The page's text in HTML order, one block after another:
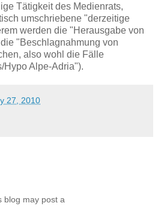
Tätigkeit des Medienrats,
umschriebene "derzeitige
werden die "Herausgabe von
"Beschlagnahmung von
also wohl die Fälle
Alpe-Adria").
27, 2010
blog may post a